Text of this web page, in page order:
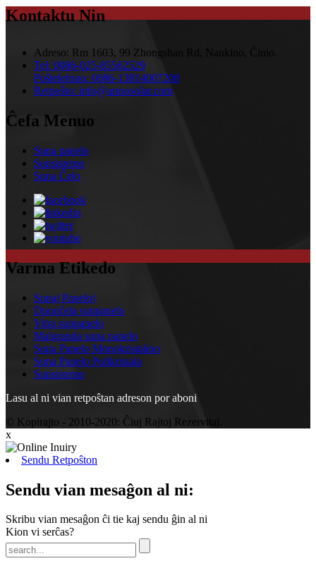
Kontaktu Nin
Adreso: Rm 1603, 99 Zhongshan Rd, Nankino, Ĉinio.
Tel: 0086-025-85562529
Poŝtelefono: 0086-13814007208
Retpoŝto: info@amsosolar.com
Ĉefa Menuo
Suna panelo
Sunsistemo
Suna Ĉelo
Varma Etikedo
Sunaj Paneloj
Duonĉela sunpanelo
Vitra sunpanelo
Malgranda suna panelo
Suna Panelo Monokristalino
Suna Panelo Polikristala
Sunsistemo
Lasu al ni vian retpoŝtan adreson por aboni
© Kopirajto - 2010-2020: Ĉiuj Rajtoj Rezervitaj.
x
Sendu Retpoŝton
Sendu vian mesaĝon al ni:
Skribu vian mesaĝon ĉi tie kaj sendu ĝin al ni
Kion vi serĉas?